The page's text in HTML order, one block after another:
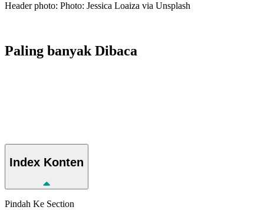
Header photo: Photo: Jessica Loaiza via Unsplash
Paling banyak Dibaca
Index Konten
Pindah Ke Section